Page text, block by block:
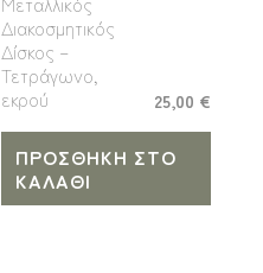
Διακοσμητικός
Δίσκος –
Τετράγωνο,
εκρού
25,00 €
ΠΡΟΣΘΉΚΗ ΣΤΟ
ΚΑΛΆΘΙ